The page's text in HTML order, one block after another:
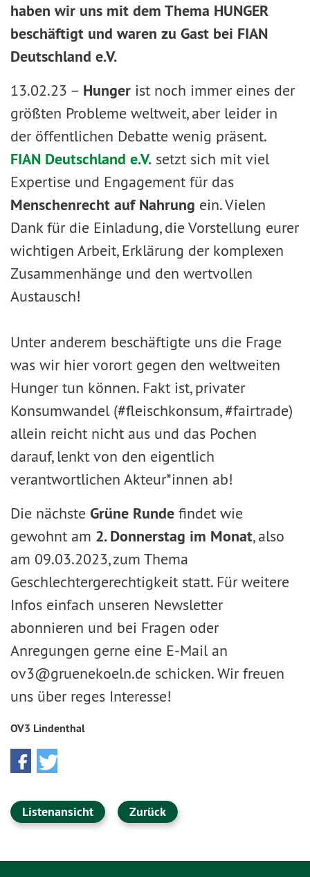
haben wir uns mit dem Thema HUNGER
beschäftigt und waren zu Gast bei FIAN
Deutschland e.V.
13.02.23 – Hunger ist noch immer eines der
größten Probleme weltweit, aber leider in
der öffentlichen Debatte wenig präsent.
FIAN Deutschland e.V. setzt sich mit viel
Expertise und Engagement für das
Menschenrecht auf Nahrung ein. Vielen
Dank für die Einladung, die Vorstellung eurer
wichtigen Arbeit, Erklärung der komplexen
Zusammenhänge und den wertvollen
Austausch!
Unter anderem beschäftigte uns die Frage
was wir hier vorort gegen den weltweiten
Hunger tun können. Fakt ist, privater
Konsumwandel (#fleischkonsum, #fairtrade)
allein reicht nicht aus und das Pochen
darauf, lenkt von den eigentlich
verantwortlichen Akteur*innen ab!
Die nächste Grüne Runde findet wie
gewohnt am 2. Donnerstag im Monat, also
am 09.03.2023, zum Thema
Geschlechtergerechtigkeit statt. Für weitere
Infos einfach unseren Newsletter
abonnieren und bei Fragen oder
Anregungen gerne eine E-Mail an
ov3@gruenekoeln.de schicken. Wir freuen
uns über reges Interesse!
OV3 Lindenthal
Listenansicht Zurück